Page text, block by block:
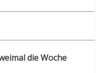
die Woche